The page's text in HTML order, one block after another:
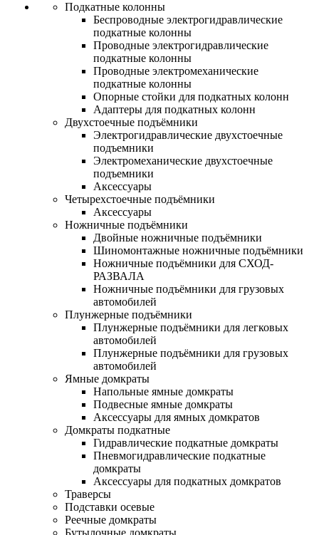
Подкатные колонны
Беспроводные электрогидравлические
подкатные колонны
Проводные электрогидравлические
подкатные колонны
Проводные электромеханические
подкатные колонны
Опорные стойки для подкатных колонн
Адаптеры для подкатных колонн
Двухстоечные подъёмники
Электрогидравлические двухстоечные
подъемники
Электромеханические двухстоечные
подъемники
Аксессуары
Четырехстоечные подъёмники
Аксессуары
Ножничные подъёмники
Двойные ножничные подъёмники
Шиномонтажные ножничные подъёмники
Ножничные подъёмники для СХОД-
РАЗВАЛА
Ножничные подъёмники для грузовых
автомобилей
Плунжерные подъёмники
Плунжерные подъёмники для легковых
автомобилей
Плунжерные подъёмники для грузовых
автомобилей
Ямные домкраты
Напольные ямные домкраты
Подвесные ямные домкраты
Аксессуары для ямных домкратов
Домкраты подкатные
Гидравлические подкатные домкраты
Пневмогидравлические подкатные
домкраты
Аксессуары для подкатных домкратов
Траверсы
Подставки осевые
Реечные домкраты